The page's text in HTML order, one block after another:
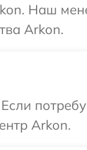
Наш
Arkon.
Arkon.